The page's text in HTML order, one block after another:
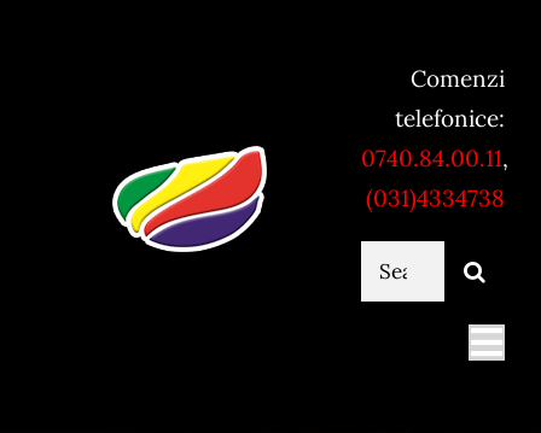
Comenzi
telefonice:
0740.84.00.11,
(031)4334738
Cautare...